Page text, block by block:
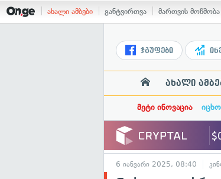
ახალი ამბები განტვირთვა მართვის მოწმობა
ჯგუფები
ახალი
მეტი ინოვაცია
6 იანვარი 2025, 08:40